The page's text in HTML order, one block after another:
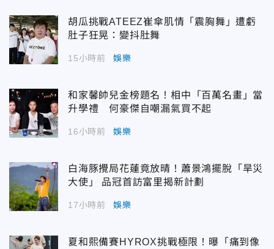
胡瓜挑戰ATEEZ崔傘肌情「震胸舞」遭虧
肚子狂晃：變抖肚舞
15小時前 娛樂
和家馨帥兒金榜題名！相中「百萬名畫」當
升學禮 何豪傑自嘲漏氣買不起
16小時前 娛樂
白海豚攪局花蓮竟放晴！蕭景鴻擺脫「旱災
大使」 品冠首訪富里揭新計劃
17小時前 娛樂
夏和熙備賽HYROX挑戰極限！曝「痛到像